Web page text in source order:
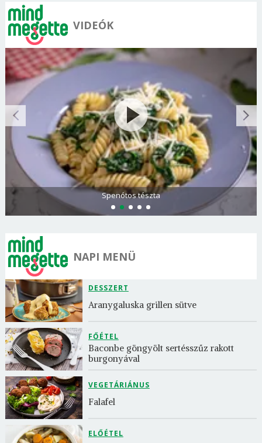
VIDEÓK
Olasz és görög paradicsomsaláta
NAPI MENÜ
DESSZERT
Aranygaluska grillen sütve
FŐÉTEL
Baconbe göngyölt sertésszűz rakott
burgonyával
VEGETÁRIÁNUS
Falafel
ELŐÉTEL